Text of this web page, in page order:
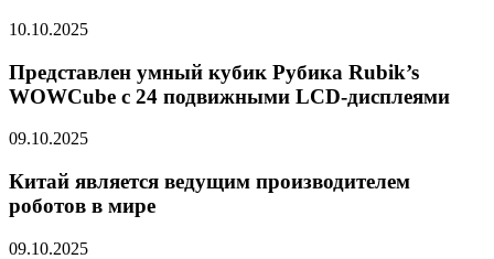
10.10.2025
Представлен умный кубик Рубика Rubik’s
WOWCube с 24 подвижными LCD-дисплеями
09.10.2025
Китай является ведущим производителем
роботов в мире
09.10.2025